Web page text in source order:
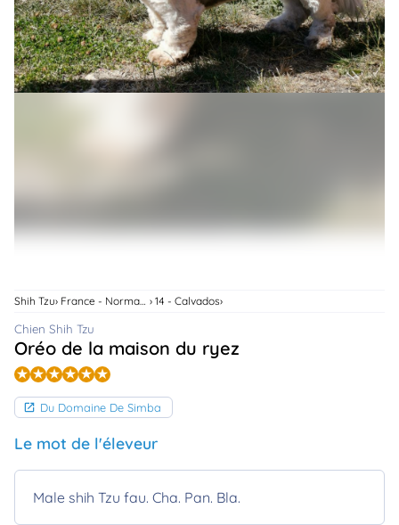
Connexion
Shih Tzu 14 - Calvados
Chien Shih Tzu
Oréo de la maison du ryez
Du Domaine De Simba
Le mot de l'éleveur
Male shih Tzu fau. Cha. Pan. Bla.